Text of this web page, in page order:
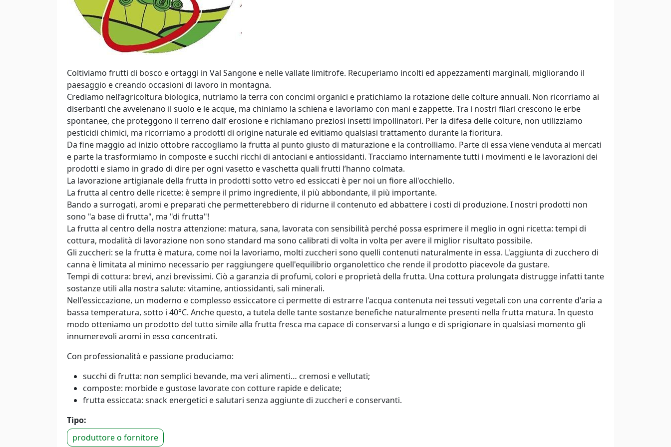
Coltiviamo frutti di bosco e ortaggi in Val Sangone e nelle vallate limitrofe. Recuperiamo incolti ed appezzamenti marginali, migliorando il
paesaggio e creando occasioni di lavoro in montagna.
Crediamo nell’agricoltura biologica, nutriamo la terra con concimi organici e pratichiamo la rotazione delle colture annuali. Non ricorriamo ai
diserbanti che avvelenano il suolo e le acque, ma chiniamo la schiena e lavoriamo con mani e zappette. Tra i nostri filari crescono le erbe
spontanee, che proteggono il terreno dall’ erosione e richiamano preziosi insetti impollinatori. Per la difesa delle colture, non utilizziamo
pesticidi chimici, ma ricorriamo a prodotti di origine naturale ed evitiamo qualsiasi trattamento durante la fioritura.
Da fine maggio ad inizio ottobre raccogliamo la frutta al punto giusto di maturazione e la controlliamo. Parte di essa viene venduta ai mercati
e parte la trasformiamo in composte e succhi ricchi di antociani e antiossidanti. Tracciamo internamente tutti i movimenti e le lavorazioni dei
prodotti e siamo in grado di dire per ogni vasetto e vaschetta quali frutti l’hanno colmata.
La lavorazione artigianale della frutta in prodotti sotto vetro ed essiccati è per noi un fiore all'occhiello.
La frutta al centro delle ricette: è sempre il primo ingrediente, il più abbondante, il più importante.
Bando a surrogati, aromi e preparati che permetterebbero di ridurne il contenuto ed abbattere i costi di produzione. I nostri prodotti non
sono "a base di frutta", ma "di frutta"!
La frutta al centro della nostra attenzione: matura, sana, lavorata con sensibilità perché possa esprimere il meglio in ogni ricetta: tempi di
cottura, modalità di lavorazione non sono standard ma sono calibrati di volta in volta per avere il miglior risultato possibile.
Gli zuccheri: se la frutta è matura, come noi la lavoriamo, molti zuccheri sono quelli contenuti naturalmente in essa. L'aggiunta di zucchero di
canna è limitata al minimo necessario per raggiungere quell'equilibrio organolettico che rende il prodotto piacevole da gustare.
Tempi di cottura: brevi, anzi brevissimi. Ciò a garanzia di profumi, colori e proprietà della frutta. Una cottura prolungata distrugge infatti tante
sostanze utili alla nostra salute: vitamine, antiossidanti, sali minerali.
Nell'essiccazione, un moderno e complesso essiccatore ci permette di estrarre l'acqua contenuta nei tessuti vegetali con una corrente d'aria a
bassa temperatura, sotto i 40°C. Anche questo, a tutela delle tante sostanze benefiche naturalmente presenti nella frutta matura. In questo
modo otteniamo un prodotto del tutto simile alla frutta fresca ma capace di conservarsi a lungo e di sprigionare in qualsiasi momento gli
innumerevoli aromi in esso concentrati.
Con professionalità e passione produciamo:
succhi di frutta: non semplici bevande, ma veri alimenti… cremosi e vellutati;
composte: morbide e gustose lavorate con cotture rapide e delicate;
frutta essiccata: snack energetici e salutari senza aggiunte di zuccheri e conservanti.
Tipo:
produttore o fornitore